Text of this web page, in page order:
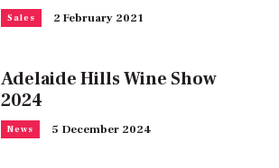
Sales 2 February 2021
Adelaide Hills Wine Show
2024
News 5 December 2024